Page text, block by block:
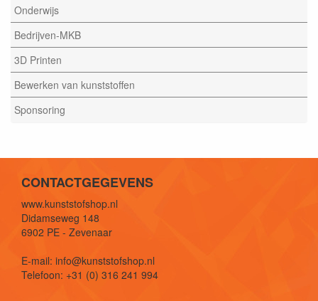
Onderwijs
Bedrijven-MKB
3D Printen
Bewerken van kunststoffen
Sponsoring
CONTACTGEGEVENS
www.kunststofshop.nl
Didamseweg 148
6902 PE - Zevenaar
E-mail: info@kunststofshop.nl
Telefoon: +31 (0) 316 241 994